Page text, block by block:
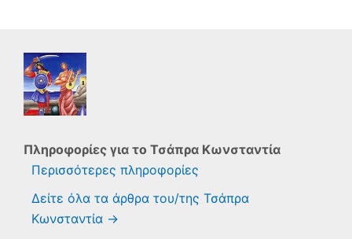
Πληροφορίες για το Τσάπρα Κωνσταντία
Περισσότερες πληροφορίες
Δείτε όλα τα άρθρα του/της Τσάπρα
Κωνσταντία →